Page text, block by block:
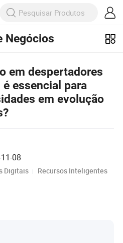
Negócios
em despertadores
essencial para
em evolução
08
Digitais
Recursos Inteligentes